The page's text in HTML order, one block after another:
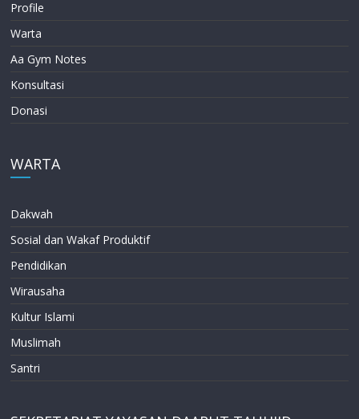
Profile
Warta
Aa Gym Notes
Konsultasi
Donasi
WARTA
Dakwah
Sosial dan Wakaf Produktif
Pendidikan
Wirausaha
Kultur Islami
Muslimah
Santri